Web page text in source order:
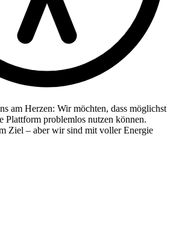
am Herzen: Wir möchten, dass möglichst
Plattform problemlos nutzen können.
Ziel – aber wir sind mit voller Energie